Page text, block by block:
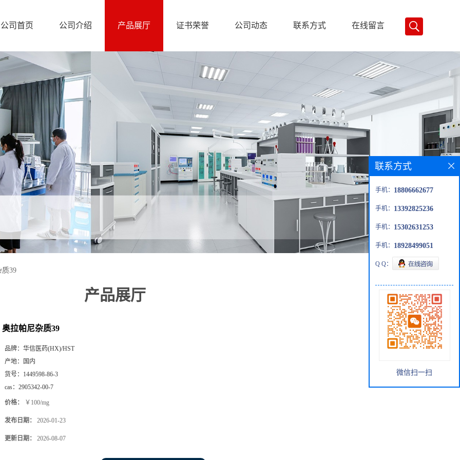
公司首页 公司介绍 产品展厅 证书荣誉 公司动态 联系方式 在线留言
质39
产品展厅
奥拉帕尼杂质39
品牌： 华信医药(HX)/HST
产地：
国内
货号： 1449598-86-3
cas： 2905342-00-7
价格： ￥100/mg
发布日期： 2026-01-23
更新日期： 2026-08-07
联系方式
手机： 18806662677
手机： 13392825236
手机： 15302631253
手机： 18928499051
Q Q：
微信扫一扫